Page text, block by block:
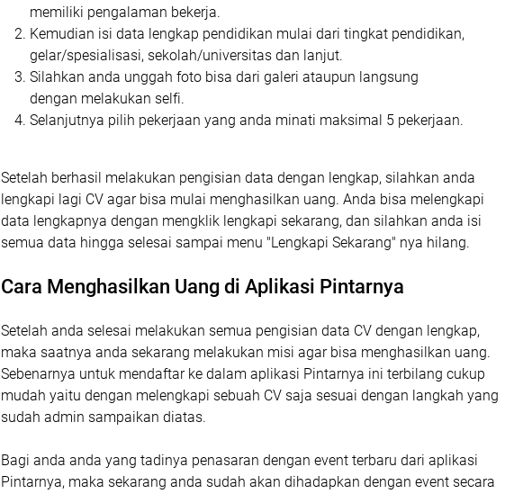
memiliki pengalaman bekerja.
Kemudian isi data lengkap pendidikan mulai dari tingkat pendidikan,
gelar/spesialisasi, sekolah/universitas dan lanjut.
Silahkan anda unggah foto bisa dari galeri ataupun langsung
dengan melakukan selfi.
Selanjutnya pilih pekerjaan yang anda minati maksimal 5 pekerjaan.
Setelah berhasil melakukan pengisian data dengan lengkap, silahkan anda
lengkapi lagi CV agar bisa mulai menghasilkan uang. Anda bisa melengkapi
data lengkapnya dengan mengklik lengkapi sekarang, dan silahkan anda isi
semua data hingga selesai sampai menu "Lengkapi Sekarang" nya hilang.
Cara Menghasilkan Uang di Aplikasi Pintarnya
Setelah anda selesai melakukan semua pengisian data CV dengan lengkap,
maka saatnya anda sekarang melakukan misi agar bisa menghasilkan uang.
Sebenarnya untuk mendaftar ke dalam aplikasi Pintarnya ini terbilang cukup
mudah yaitu dengan melengkapi sebuah CV saja sesuai dengan langkah yang
sudah admin sampaikan diatas.
Bagi anda anda yang tadinya penasaran dengan event terbaru dari aplikasi
Pintarnya, maka sekarang anda sudah akan dihadapkan dengan event secara